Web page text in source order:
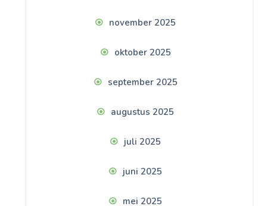
november 2025
oktober 2025
september 2025
augustus 2025
juli 2025
juni 2025
mei 2025